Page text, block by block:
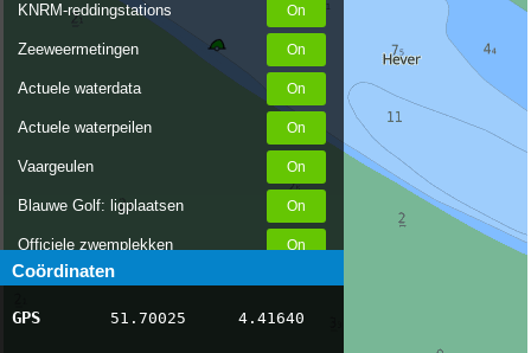
KNRM-reddingstations
Zeeweermetingen
Actuele waterdata
Actuele waterpeilen
Vaargeulen
Blauwe Golf: ligplaatsen
Officiele zwemplekken
Stremmingen/hinder
AIS scheepsposities
Coördinaten
GPS 51.70025 4.41640